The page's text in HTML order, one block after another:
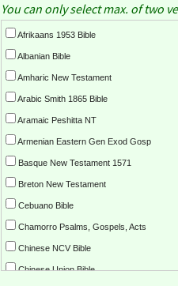
You can only select max. of two
Afrikaans 1953 Bible
Albanian Bible
Amharic New Testament
Arabic Smith 1865 Bible
Aramaic Peshitta NT
Armenian Eastern Gen Exod Gosp
Basque New Testament 1571
Breton New Testament
Cebuano Bible
Chamorro Psalms, Gospels, Acts
Chinese NCV Bible
Chinese Union Bible